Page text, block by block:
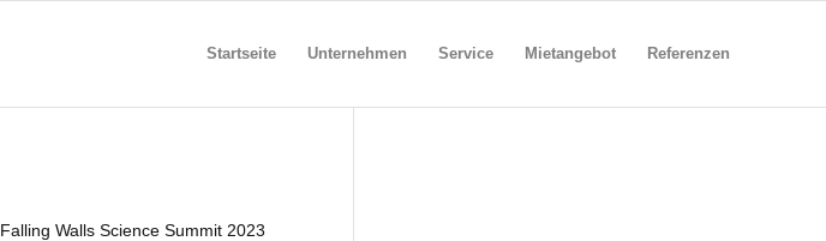
Startseite Unternehmen Service Mietangebot Referenzen
Falling Walls Science Summit 2023